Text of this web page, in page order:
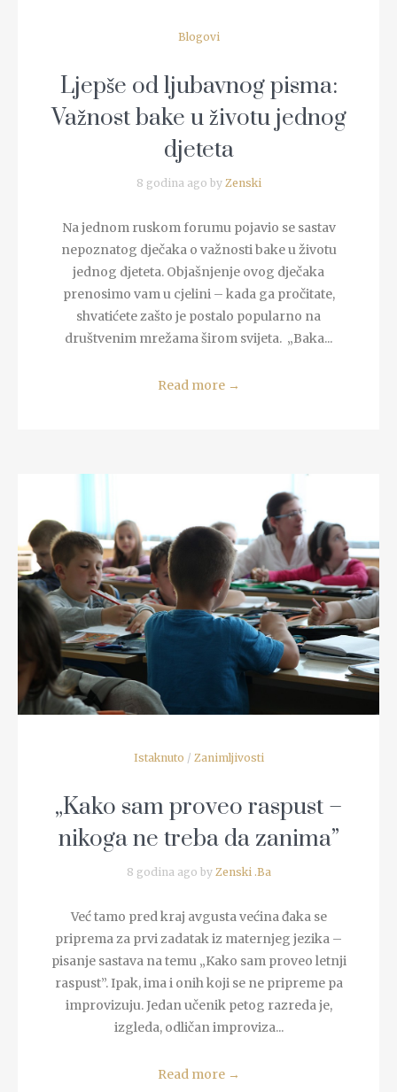
Blogovi
Ljepše od ljubavnog pisma:
Važnost bake u životu jednog
djeteta
8 godina ago by Zenski
Na jednom ruskom forumu pojavio se sastav
nepoznatog dječaka o važnosti bake u životu
jednog djeteta. Objašnjenje ovog dječaka
prenosimo vam u cjelini – kada ga pročitate,
shvatićete zašto je postalo popularno na
društvenim mrežama širom svijeta. „Baka...
Read more →
READ MORE
Istaknuto / Zanimljivosti
„Kako sam proveo raspust –
nikoga ne treba da zanima”
8 godina ago by Zenski .Ba
Već tamo pred kraj avgusta većina đaka se
priprema za prvi zadatak iz maternjeg jezika –
pisanje sastava na temu „Kako sam proveo letnji
raspust”. Ipak, ima i onih koji se ne pripreme pa
improvizuju. Jedan učenik petog razreda je,
izgleda, odličan improviza...
Read more →